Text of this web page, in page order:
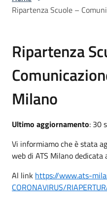
Ripartenza Scuole –
Ripartenza
Milano
Ultimo aggiornamento: 30
Vi informiamo che è stata
web di ATS Milano dedicata
Al link https://www.ats-
CORONAVIRUS/